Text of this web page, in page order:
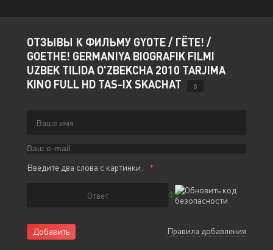
ОТЗЫВЫ К ФИЛЬМУ GYOTE / ГЁТЕ! /
GOETHE! GERMANIYA BIOGRAFIK FILMI
UZBEK TILIDA O'ZBEKCHA 2010 TARJIMA
KINO FULL HD TAS-IX SKACHAT
0
Введите два слова с картинки:
Добавить Правила добавления